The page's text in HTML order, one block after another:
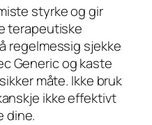
styrke og gir
terapeutiske
regelmessig sjekke
Generic og kaste
måte. Ikke bruk
ikke effektivt
dine.